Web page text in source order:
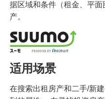
据区域和条件（租金、平
产。
适用场景
在搜索出租房产和二手/新